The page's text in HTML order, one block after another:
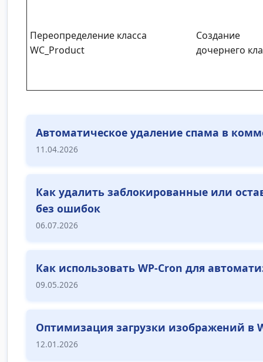
Переопределение класса
WC_Product
Создание
дочернего
Автоматическое удаление спама в
11.04.2026
Как удалить заблокированные или
без ошибок
06.07.2026
Как использовать WP-Cron для
09.05.2026
Оптимизация загрузки изображений в
12.01.2026